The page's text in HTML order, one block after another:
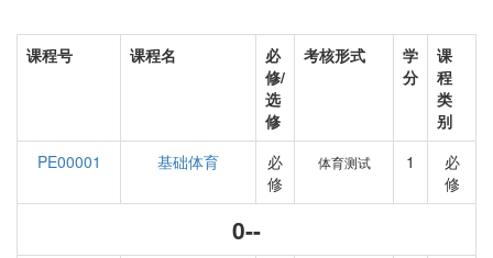
课程号 课程名
必
修/
选
修
考核形式
学
分
课
程
类
别
PE00001
基础体育
必
修
体育测试 1
必
修
0--